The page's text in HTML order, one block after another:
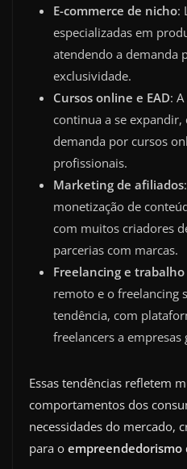
E-commerce de nicho:
especializadas em
atendendo a demanda
exclusividade.
Cursos online e EAD:
continua a se expandir,
demanda por cursos
profissionais.
Marketing de afiliados
monetização de
com muitos criadores
parcerias com marcas.
Freelancing e
remoto e o freelancing
tendência, com
freelancers a
Essas tendências refletem
comportamentos dos
necessidades do mercado,
para o empreendedorismo